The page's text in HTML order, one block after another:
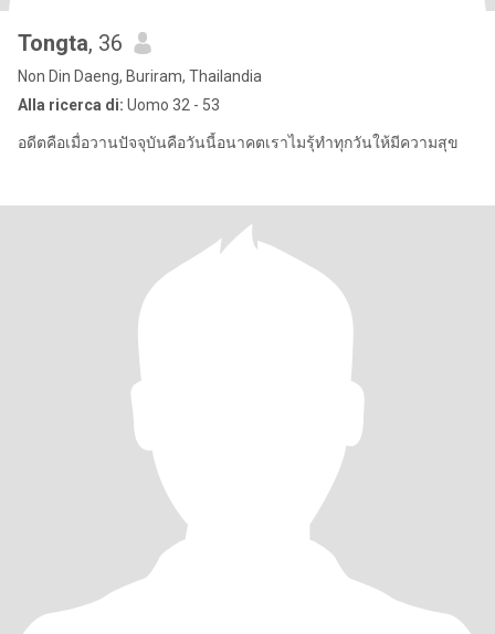
Tongta, 36
Non Din Daeng, Buriram, Thailandia
Alla ricerca di: Uomo 32 - 53
อดีตคือเมื่อวานปัจจุบันคือวันนี้อนาคตเราไมรุ้ทำทุกวันให้มีความสุข